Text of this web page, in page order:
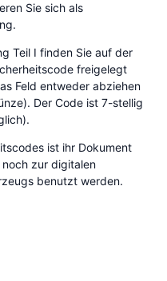
Sie sich als
Teil I finden Sie auf der
freigelegt
Feld entweder abziehen
Der Code ist 7-stellig
ist ihr Dokument
zur digitalen
benutzt werden.